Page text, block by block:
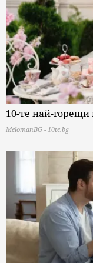
10-те най-
MelomanBG - 10te.bg